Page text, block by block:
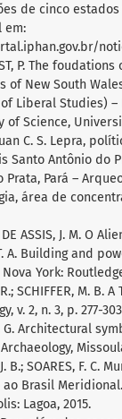
de cinco
em:
P. The
of New South
Liberal Studies)
of Science,
C. S. Lepra,
Santo Antônio do
Prata, Pará –
área de
DE ASSIS, J. M. O
T. A. Building and
York:
R.; SCHIFFER, M.
v. 2, n. 3, p. 277-
G. Architectural
J. B.; SOARES, F.
Brasil
Lagoa, 2015.